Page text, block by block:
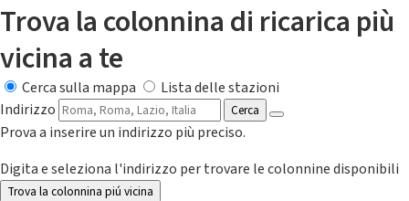
Trova la colonnina di ricarica più
vicina a te
Cerca sulla mappa
Lista delle stazioni
Indirizzo
Cerca
Prova a inserire un indirizzo più preciso.
Digita e seleziona l'indirizzo per trovare le colonnine disponibili
Trova la colonnina piú vicina